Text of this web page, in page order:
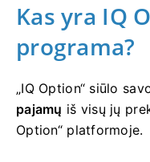
Kas yra IQ
programa?
„IQ Option“ siūlo
pajamų iš visų jų
Option“ platformoje.